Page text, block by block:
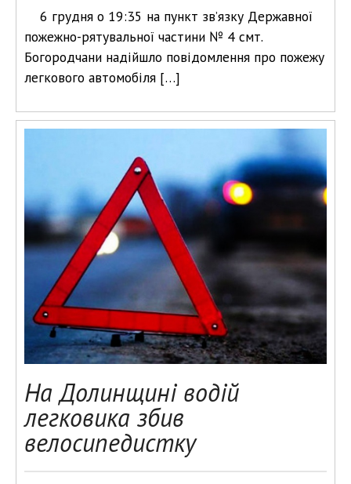
6 грудня о 19:35 на пункт зв’язку Державної
пожежно-рятувальної частини № 4 смт.
Богородчани надійшло повідомлення про пожежу
легкового автомобіля […]
На Долинщині водій
легковика збив
велосипедистку